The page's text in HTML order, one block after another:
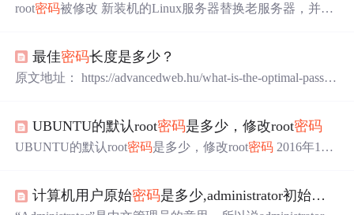
root密码被修改 新装机的Linux服务器替换老服务器，并且
装机时root密码设为123456了。而实际上外网的22端口是开
放的。第二天发现SSH登陆不了，提示 密码错误。运维人
过？ [root@localhost home]# grep "Accepted " /var/log/secure |
最佳密码长度是多少？
原文地址： https://advancedweb.hu/what-is-the-optimal-passw
当然是越多越好，使用现有的密码管理软件，可以快速自
动生成和填充任意长度的密码。但是，密码应该是多少位
100位字符 3. 数据泄露前，..
UBUNTU的默认root密码是多少，修改root密码
UBUNTU的默认root密码是多少，修改root密码
每次开机都有一个新的root密码。我们可以在终端输入命令
计算机用户原始密码是多少,administrator初始密码